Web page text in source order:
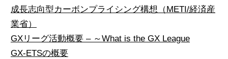
成長志向型カーボンプライシング構想（METI/経済産
業省）
GXリーグ活動概要 – ～What is the GX League
GX-ETSの概要